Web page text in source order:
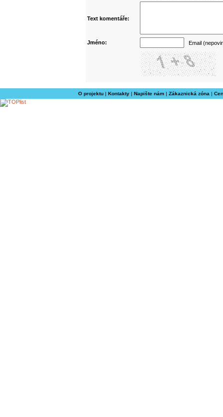
Text komentáře:
Jméno: Email
O projektu| Kontakty| Napište nám| Zákaznická zóna |